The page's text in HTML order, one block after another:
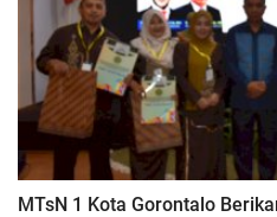
MTsN 1 Kota Gorontalo